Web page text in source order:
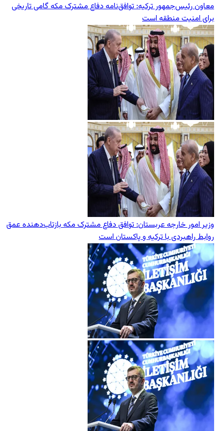
معاون رئیس‌جمهور ترکیه: توافق‌نامه دفاع مشترک مکه گامی تاریخی
برای امنیت منطقه است
وزیر امور خارجه عربستان: توافق دفاع مشترک مکه بازتاب‌دهنده عمق
روابط راهبردی با ترکیه و پاکستان است